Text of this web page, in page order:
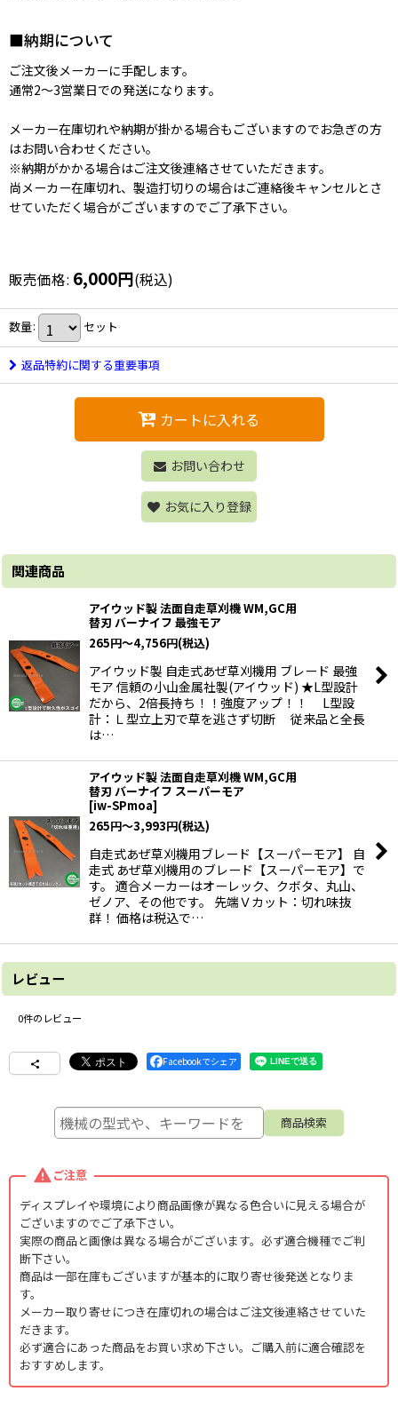
■納期について
ご注文後メーカーに手配します。
通常2〜3営業日での発送になります。
メーカー在庫切れや納期が掛かる場合もございますのでお急ぎの方
はお問い合わせください。
※納期がかかる場合はご注文後連絡させていただきます。
尚メーカー在庫切れ、製造打切りの場合はご連絡後キャンセルとさ
せていただく場合がございますのでご了承下さい。
販売価格: 6,000円(税込)
数量: セット
返品特約に関する重要事項
カートに入れる
お問い合わせ
お気に入り登録
関連商品
アイウッド製 法面自走草刈機 WM,GC用
替刃 バーナイフ 最強モア
265円～4,756円(税込)
アイウッド製 自走式あぜ草刈機用 ブレード 最強
モア 信頼の小山金属社製(アイウッド) ★L型設計
だから、2倍長持ち！！強度アップ！！ L型設
計：Ｌ型立上刃で草を逃さず切断 従来品と全長
は…
アイウッド製 法面自走草刈機 WM,GC用
替刃 バーナイフ スーパーモア
[iw-SPmoa]
265円～3,993円(税込)
自走式あぜ草刈機用ブレード【スーパーモア】 自
走式 あぜ草刈機用のブレード【スーパーモア】で
す。 適合メーカーはオーレック、クボタ、丸山、
ゼノア、その他です。 先端Ｖカット：切れ味抜
群！ 価格は税込で…
レビュー
0件のレビュー
Facebookでシェア
ご注意
ディスプレイや環境により商品画像が異なる色合いに見える場合が
ございますのでご了承下さい。
実際の商品と画像は異なる場合がございます。必ず適合機種でご判
断下さい。
商品は一部在庫もございますが基本的に取り寄せ後発送となりま
す。
メーカー取り寄せにつき在庫切れの場合はご注文後連絡させていた
だきます。
必ず適合にあった商品をお買い求め下さい。ご購入前に適合確認を
おすすめします。